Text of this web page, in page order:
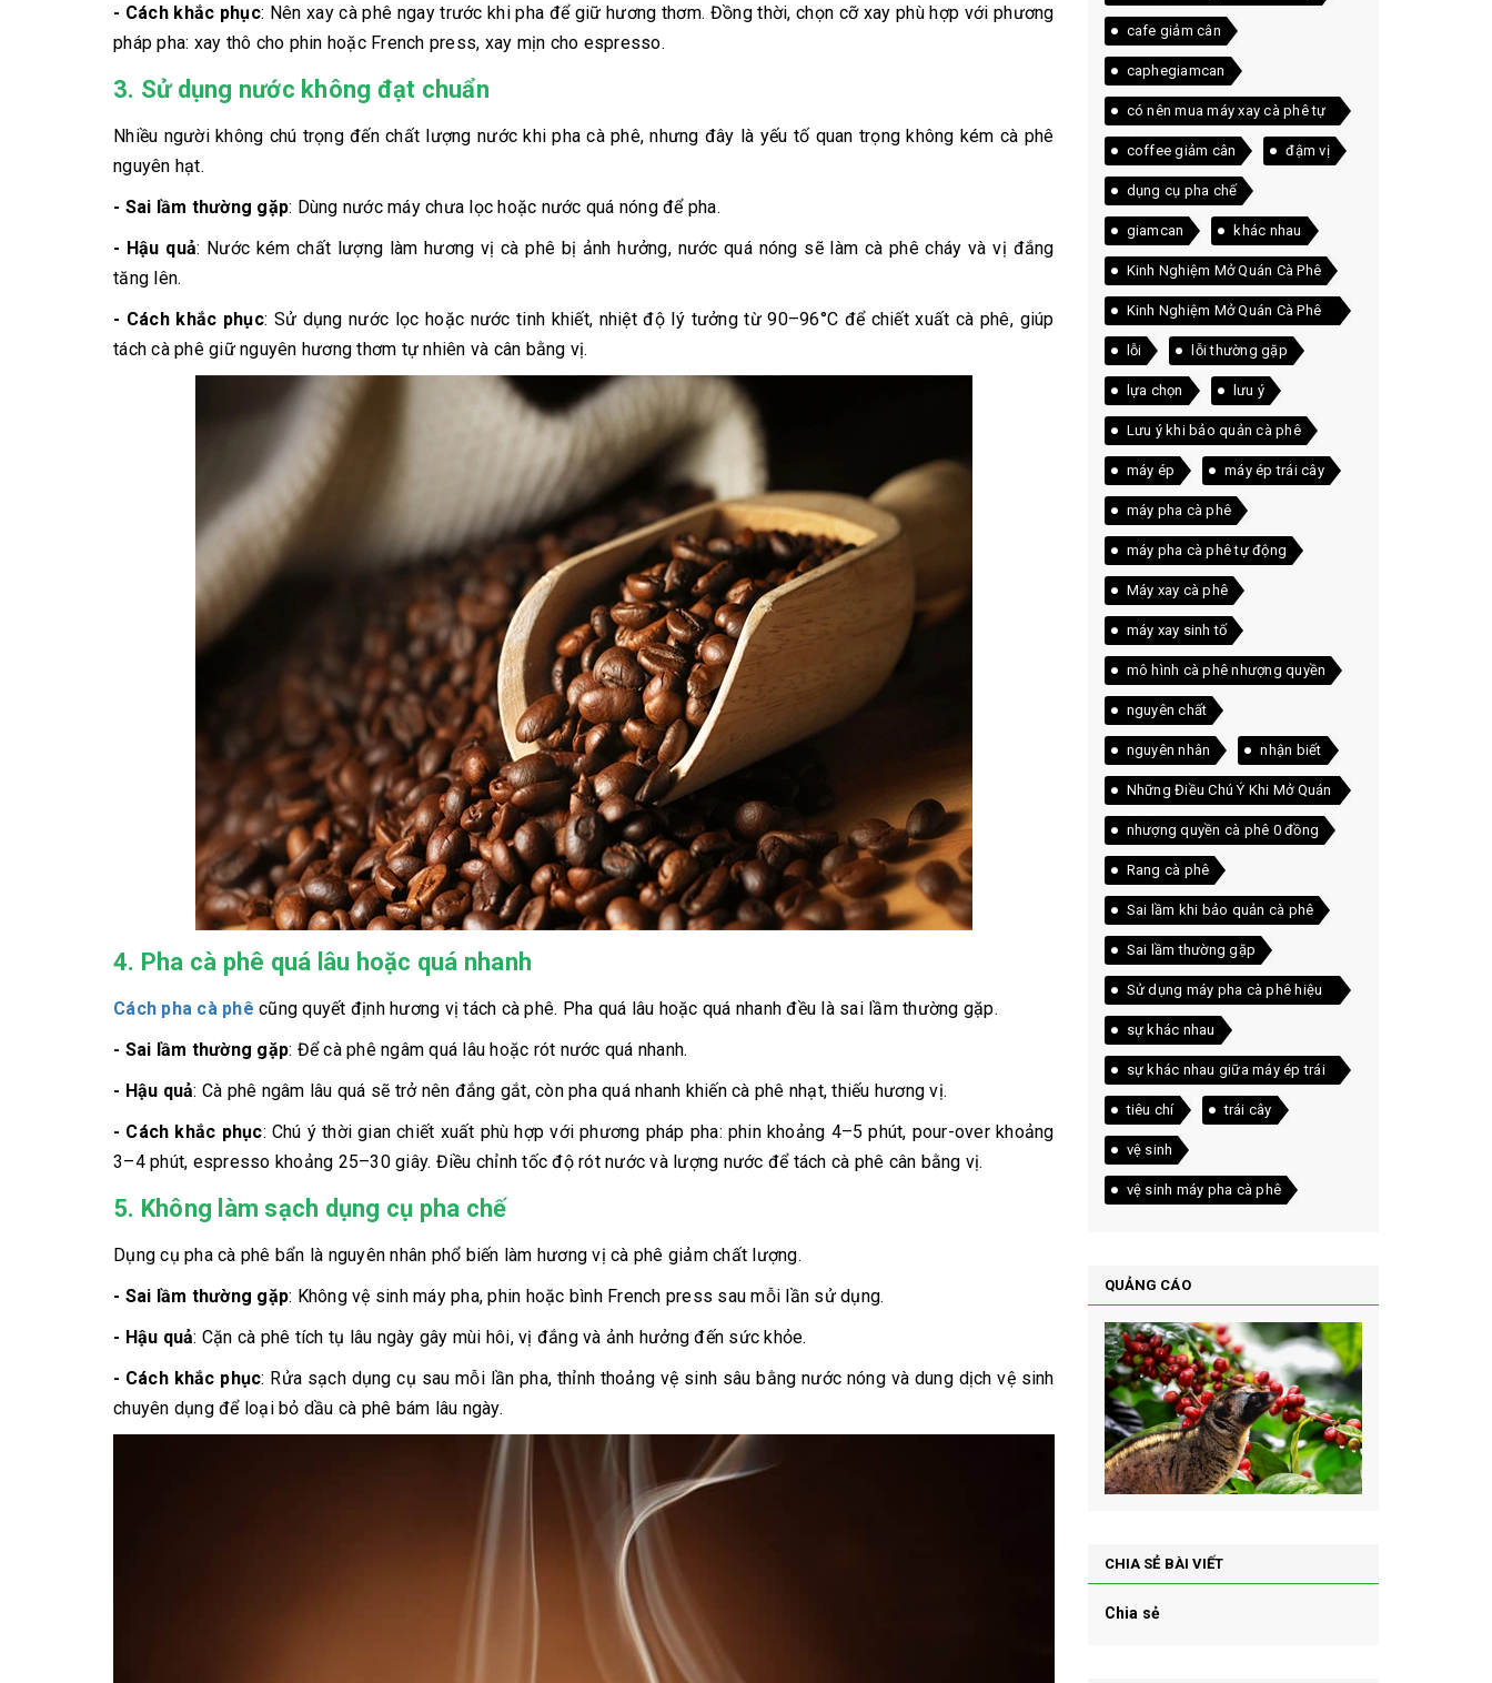
- Cách khắc phục: Nên xay cà phê ngay trước khi pha để giữ hương thơm. Đồng thời, chọn cỡ xay phù hợp với phương
pháp pha: xay thô cho phin hoặc French press, xay mịn cho espresso.
3. Sử dụng nước không đạt chuẩn
Nhiều người không chú trọng đến chất lượng nước khi pha cà phê, nhưng đây là yếu tố quan trọng không kém cà phê
nguyên hạt.
- Sai lầm thường gặp: Dùng nước máy chưa lọc hoặc nước quá nóng để pha.
- Hậu quả: Nước kém chất lượng làm hương vị cà phê bị ảnh hưởng, nước quá nóng sẽ làm cà phê cháy và vị đắng
tăng lên.
- Cách khắc phục: Sử dụng nước lọc hoặc nước tinh khiết, nhiệt độ lý tưởng từ 90–96°C để chiết xuất cà phê, giúp
tách cà phê giữ nguyên hương thơm tự nhiên và cân bằng vị.
4. Pha cà phê quá lâu hoặc quá nhanh
Cách pha cà phê cũng quyết định hương vị tách cà phê. Pha quá lâu hoặc quá nhanh đều là sai lầm thường gặp.
- Sai lầm thường gặp: Để cà phê ngâm quá lâu hoặc rót nước quá nhanh.
- Hậu quả: Cà phê ngâm lâu quá sẽ trở nên đắng gắt, còn pha quá nhanh khiến cà phê nhạt, thiếu hương vị.
- Cách khắc phục: Chú ý thời gian chiết xuất phù hợp với phương pháp pha: phin khoảng 4–5 phút, pour-over khoảng
3–4 phút, espresso khoảng 25–30 giây. Điều chỉnh tốc độ rót nước và lượng nước để tách cà phê cân bằng vị.
5. Không làm sạch dụng cụ pha chế
Dụng cụ pha cà phê bẩn là nguyên nhân phổ biến làm hương vị cà phê giảm chất lượng.
- Sai lầm thường gặp: Không vệ sinh máy pha, phin hoặc bình French press sau mỗi lần sử dụng.
- Hậu quả: Cặn cà phê tích tụ lâu ngày gây mùi hôi, vị đắng và ảnh hưởng đến sức khỏe.
- Cách khắc phục: Rửa sạch dụng cụ sau mỗi lần pha, thỉnh thoảng vệ sinh sâu bằng nước nóng và dung dịch vệ sinh
chuyên dụng để loại bỏ dầu cà phê bám lâu ngày.
cafe giảm cân
caphegiamcan
có nên mua máy xay cà phê tự
động
coffee giảm cân đậm vị
dụng cụ pha chế
giamcan khác nhau
Kinh Nghiệm Mở Quán Cà Phê
Kinh Nghiệm Mở Quán Cà Phê
Thực Tế
lỗi lỗi thường gặp
lựa chọn lưu ý
Lưu ý khi bảo quản cà phê
máy ép máy ép trái cây
máy pha cà phê
máy pha cà phê tự động
Máy xay cà phê
máy xay sinh tố
mô hình cà phê nhượng quyền
nguyên chất
nguyên nhân nhận biết
Những Điều Chú Ý Khi Mở Quán
Cà Phê
nhượng quyền cà phê 0 đồng
Rang cà phê
Sai lầm khi bảo quản cà phê
Sai lầm thường gặp
Sử dụng máy pha cà phê hiệu
quả
sự khác nhau
sự khác nhau giữa máy ép trái
cây và máy xay sinh tố
tiêu chí trái cây
vệ sinh
vệ sinh máy pha cà phê
QUẢNG CÁO
CHIA SẺ BÀI VIẾT
Chia sẻ